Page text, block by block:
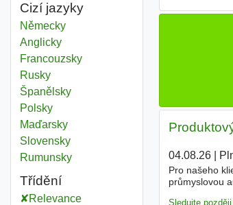
Cizí jazyky
Německy
Anglicky
Francouzsky
Rusky
Španělsky
Polsky
Maďarsky
Slovensky
Rumunsky
Třídění
Relevance
04.08.26|
Pro našeho
průmyslovou
Sledujte později